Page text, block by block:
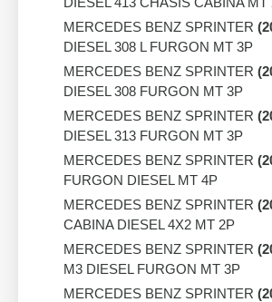
MERCEDES BENZ SPRINTER
DIESEL 308 L FURGON MT 3P
MERCEDES BENZ SPRINTER
DIESEL 308 FURGON MT 3P
MERCEDES BENZ SPRINTER
DIESEL 313 FURGON MT 3P
MERCEDES BENZ SPRINTER
FURGON DIESEL MT 4P
MERCEDES BENZ SPRINTER
CABINA DIESEL 4X2 MT 2P
MERCEDES BENZ SPRINTER
M3 DIESEL FURGON MT 3P
MERCEDES BENZ SPRINTER